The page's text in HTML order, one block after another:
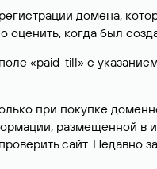
домена,
когда был
«paid-till» с
при покупке
размещенной
сайт.